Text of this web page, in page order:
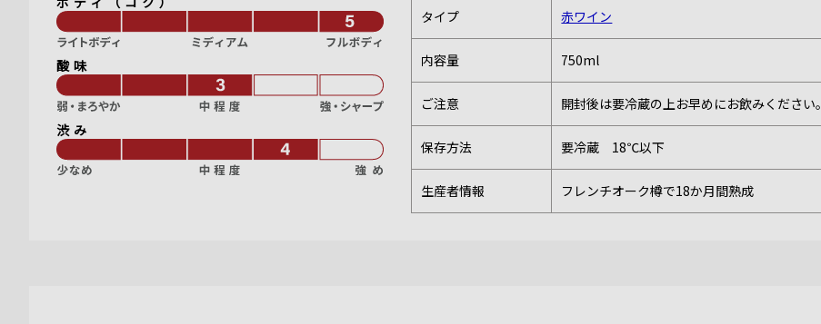
酸味
渋み
タイプ 赤ワイン
内容量 750ml
ご注意 開封後は要冷蔵の上お早めにお飲みください。
保存方法 要冷蔵 18℃以下
生産者情報 フレンチオーク樽で18か月間熟成